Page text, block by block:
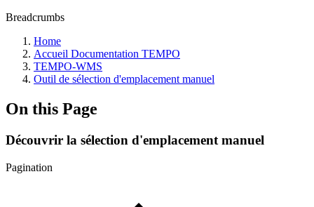
Breadcrumbs
Home
Accueil Documentation TEMPO
TEMPO-WMS
Outil de sélection d'emplacement manuel
On this Page
Découvrir la sélection d'emplacement manuel
Pagination